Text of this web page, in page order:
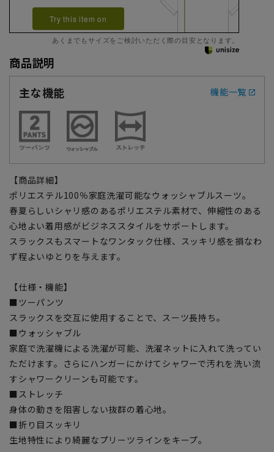
Try this item on
あくまでもサイズをご検討いただく際の目安となります。
商品説明
主な機能
機能一覧
【商品詳細】
ポリエステル100％家庭洗濯可能なウォッシャブルスーツ。
春夏らしいシャリ感のあるポリエステル素材で、伸縮性のある
心地よい着用感がビジネススタイルをサポートします。
スラックスもスマートなワンタック仕様、スッキリ感を損なわ
ず程よいゆとりを与えます。
【仕様・機能】
■ツーパンツ
スラックスを交互に使用することで、スーツ長持ち。
■ウォッシャブル
家庭で洗濯機による洗濯が可能、洗濯ネットに入れて洗ってい
ただけます。さらにハンガーにかけてシャワーで汚れを洗い流
すシャワークリーンも可能です。
■ストレッチ
身体の動きを阻害しない抜群の着心地。
■折り目スッキリ
生地特性により綺麗なプリーツラインをキープ。